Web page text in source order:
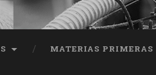
MATERIAS PRIMERAS